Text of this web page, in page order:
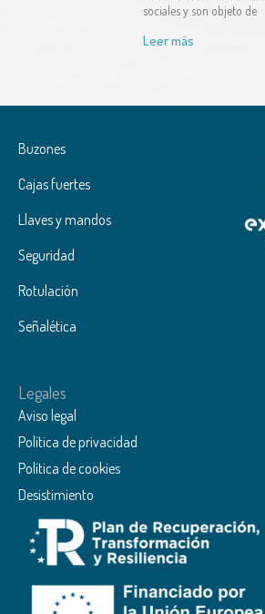
sociales y son objeto de
Leer más
Buzones
Cajas fuertes
Llaves y mandos
Seguridad
Rotulación
Señalética
Legales
Aviso legal
Política de privacidad
Política de cookies
Desistimiento